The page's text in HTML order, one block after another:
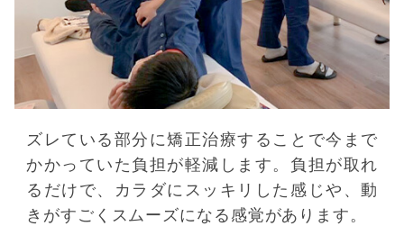
ズレている部分に矯正治療することで今まで
かかっていた負担が軽減します。負担が取れ
るだけで、カラダにスッキリした感じや、動
きがすごくスムーズになる感覚があります。